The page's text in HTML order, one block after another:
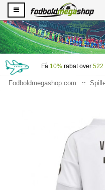
Få 10%rabat over 522
Fodboldmegashop.com